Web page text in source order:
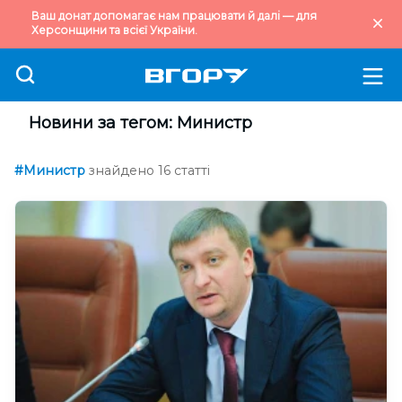
Ваш донат допомагає нам працювати й далі — для
Херсонщини та всієї України.
Новини за тегом: Министр
#Министр знайдено 16 статті